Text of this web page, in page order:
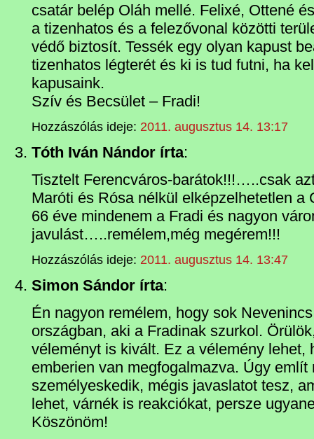
csatár belép Oláh mellé. Felixé, Ottené
a tizenhatos és a felezővonal közötti
védő biztosít. Tessék egy olyan kapust
tizenhatos légterét és ki is tud futni, ha
kapusaink.
Szív és Becsület – Fradi!
Hozzászólás ideje: 2011. augusztus 14. 13:17
Tóth Iván Nándor írta:
Tisztelt Ferencváros-barátok!!!…..csak
Maróti és Rósa nélkül elképzelhetetlen a
66 éve mindenem a Fradi és nagyon
javulást…..remélem,még megérem!!!
Hozzászólás ideje: 2011. augusztus 14. 13:47
Simon Sándor írta:
Én nagyon remélem, hogy sok
országban, aki a Fradinak szurkol.
véleményt is kivált. Ez a vélemény lehet,
emberien van megfogalmazva. Úgy említ
személyeskedik, mégis javaslatot tesz,
lehet, várnék is reakciókat, persze
Köszönöm!